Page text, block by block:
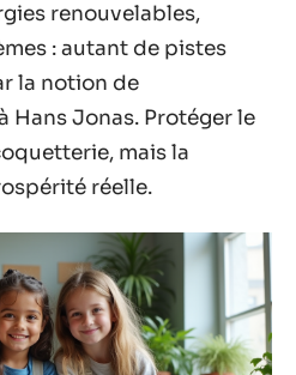
renouvelables,
: autant de pistes
la notion de
Hans Jonas. Protéger le
mais la
réelle.